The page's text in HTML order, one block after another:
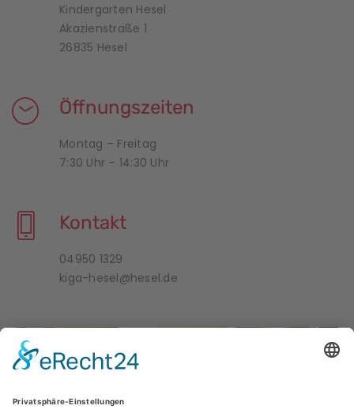
Kindergarten Hesel
Akazienstraße 1
26835 Hesel
Öffnungszeiten
Montag – Freitag
7:30 Uhr – 14:30 Uhr
Kontakt
04950 1329
kiga-hesel@hesel.de